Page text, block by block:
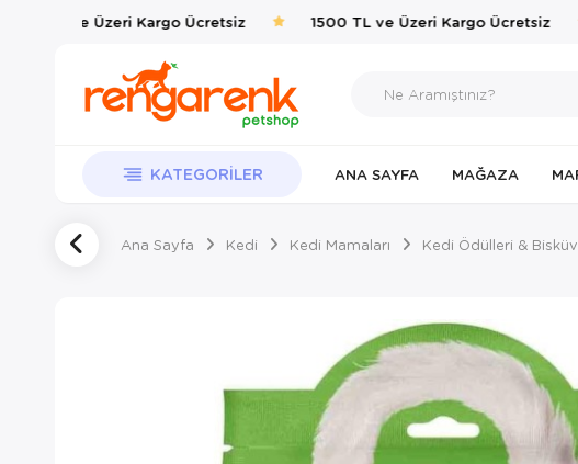
TL ve Üzeri Kargo Ücretsiz 1500 TL ve Üzeri Kargo Ücretsiz
KATEGORILER ANA SAYFA MAĞAZA
Ana Sayfa Kedi Kedi Mamaları Kedi Ödülleri &